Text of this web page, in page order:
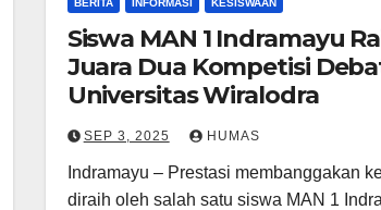
BERITA INFORMASI KESISWAAN
Siswa MAN 1 Indramayu
Juara Dua Kompetisi
Universitas Wiralodra
SEP 3, 2025 HUMAS
Indramayu – Prestasi membanggakan
diraih oleh salah satu siswa MAN 1